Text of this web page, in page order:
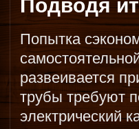
Подводя
Попытка
развеивается
трубы требуют
электрический